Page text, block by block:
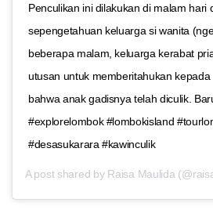
Penculikan ini dilakukan di malam hari
sepengetahuan keluarga si wanita
beberapa malam, keluarga kerabat
utusan untuk memberitahukan
bahwa anak gadisnya telah diculik.
#explorelombok #lombokisland
#desasukarara #kawinculik
A post shared by Raisa Maulida